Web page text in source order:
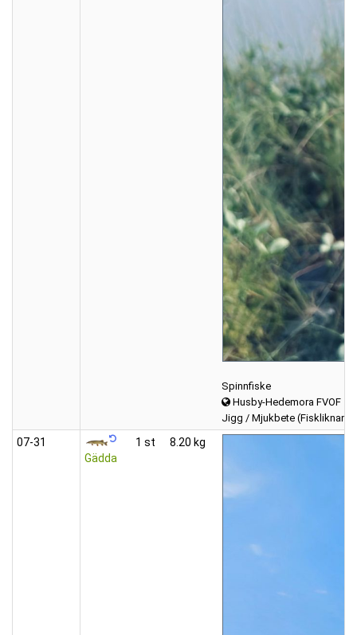
Spinnfiske
Husby-Hedemora FVOF
Jigg / Mjukbete
07‑31
Gädda
1 st 8.20 kg